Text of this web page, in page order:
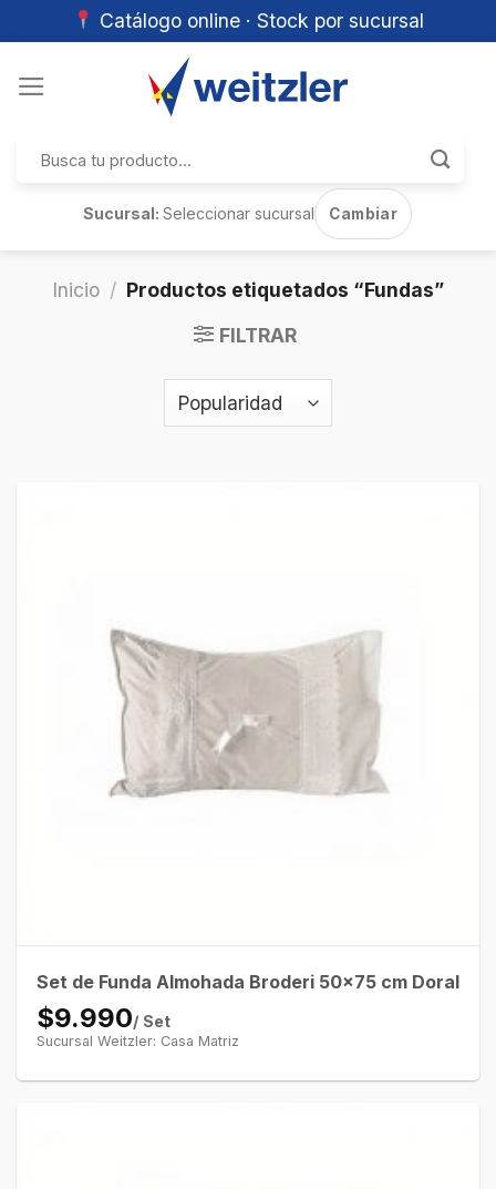
Catálogo online · Stock por sucursal
por:
Sucursal:Seleccionar sucursal Cambiar
Inicio / Productos etiquetados “Fundas”
FILTRAR
Set de Funda Almohada Broderi 50×75 cm Doral
$9.990/ Set
Sucursal Weitzler: Casa Matriz